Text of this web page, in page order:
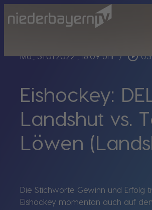
Mo., 31.01.2022, 18:09 Uhr / play_circle_outline
Eishockey:
Landshut vs.
Löwen
Die Stichworte Gewinn und Erfolg
Eishockey momentan auch auf